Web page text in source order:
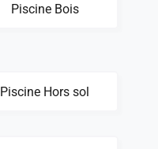
Piscine Bois
Piscine Hors sol